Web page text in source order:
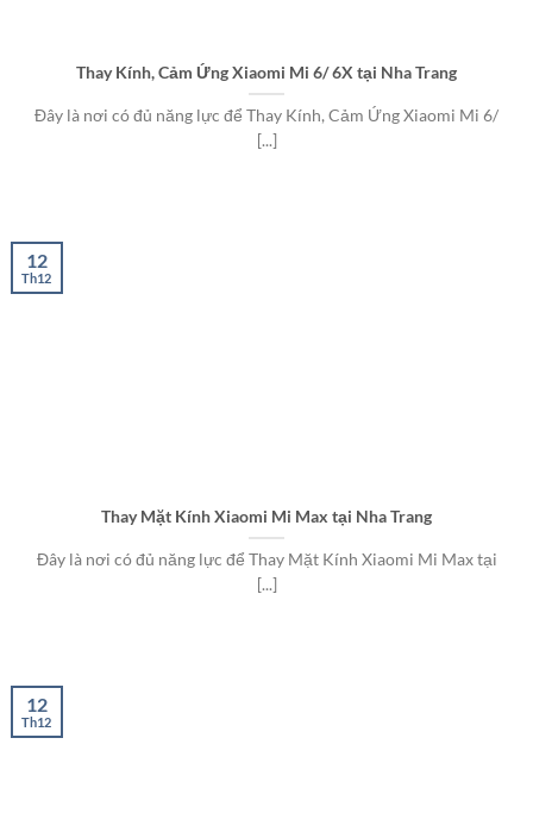
Thay Kính, Cảm Ứng Xiaomi Mi 6/ 6X tại Nha Trang
Đây là nơi có đủ năng lực để Thay Kính, Cảm Ứng Xiaomi Mi 6/
[...]
Thay Mặt Kính Xiaomi Mi Max tại Nha Trang
Đây là nơi có đủ năng lực để Thay Mặt Kính Xiaomi Mi Max tại
[...]
12
Th12
12
Th12